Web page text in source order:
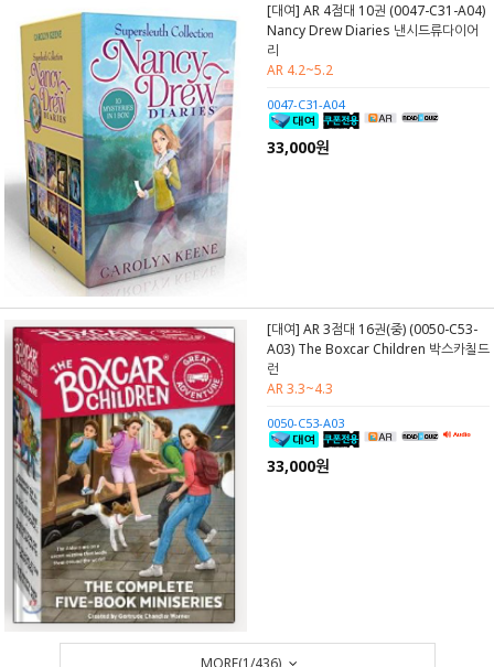
[대여] AR 4점대 10권 (0047-C31-A04)
Nancy Drew Diaries 낸시드류다이어
리
AR 4.2~5.2
0047-C31-A04
33,000원
[대여] AR 3점대 16권(중) (0050-C53-
A03) The Boxcar Children 박스카칠드
런
AR 3.3~4.3
0050-C53-A03
33,000원
MORE(1/436)